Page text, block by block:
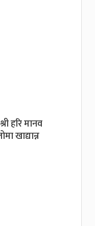
हरि मानव
खाद्यान्न